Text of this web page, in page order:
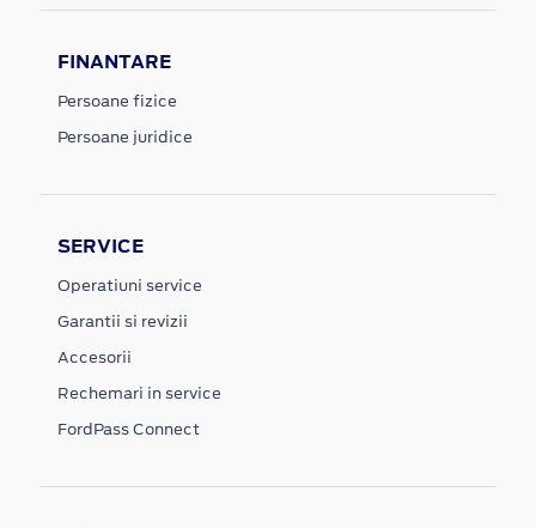
FINANTARE
Persoane fizice
Persoane juridice
SERVICE
Operatiuni service
Garantii si revizii
Accesorii
Rechemari in service
FordPass Connect